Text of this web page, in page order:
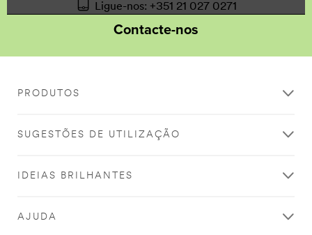
Ligue-nos: +351 21 027 0271
Contacte-nos
PRODUTOS
SUGESTÕES DE UTILIZAÇÃO
IDEIAS BRILHANTES
AJUDA